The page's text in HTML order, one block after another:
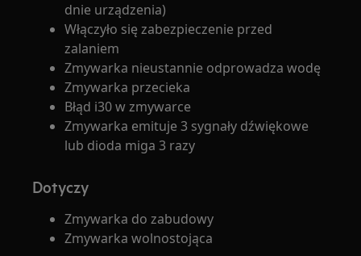
dnie urządzenia)
Włączyło się zabezpieczenie przed
zalaniem
Zmywarka nieustannie odprowadza wodę
Zmywarka przecieka
Błąd i30 w zmywarce
Zmywarka emituje 3 sygnały dźwiękowe
lub dioda miga 3 razy
Dotyczy
Zmywarka do zabudowy
Zmywarka wolnostojąca